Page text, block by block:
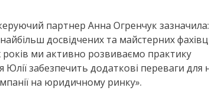
партнер Анна Огренчук
досвідчених та майстерних
ми активно розвиваємо практику
забезпечить додаткові переваги для
на юридичному ринку».